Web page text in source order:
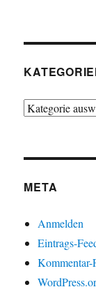
Kategorien
META
Anmelden
Eintrags-
Kommentar-